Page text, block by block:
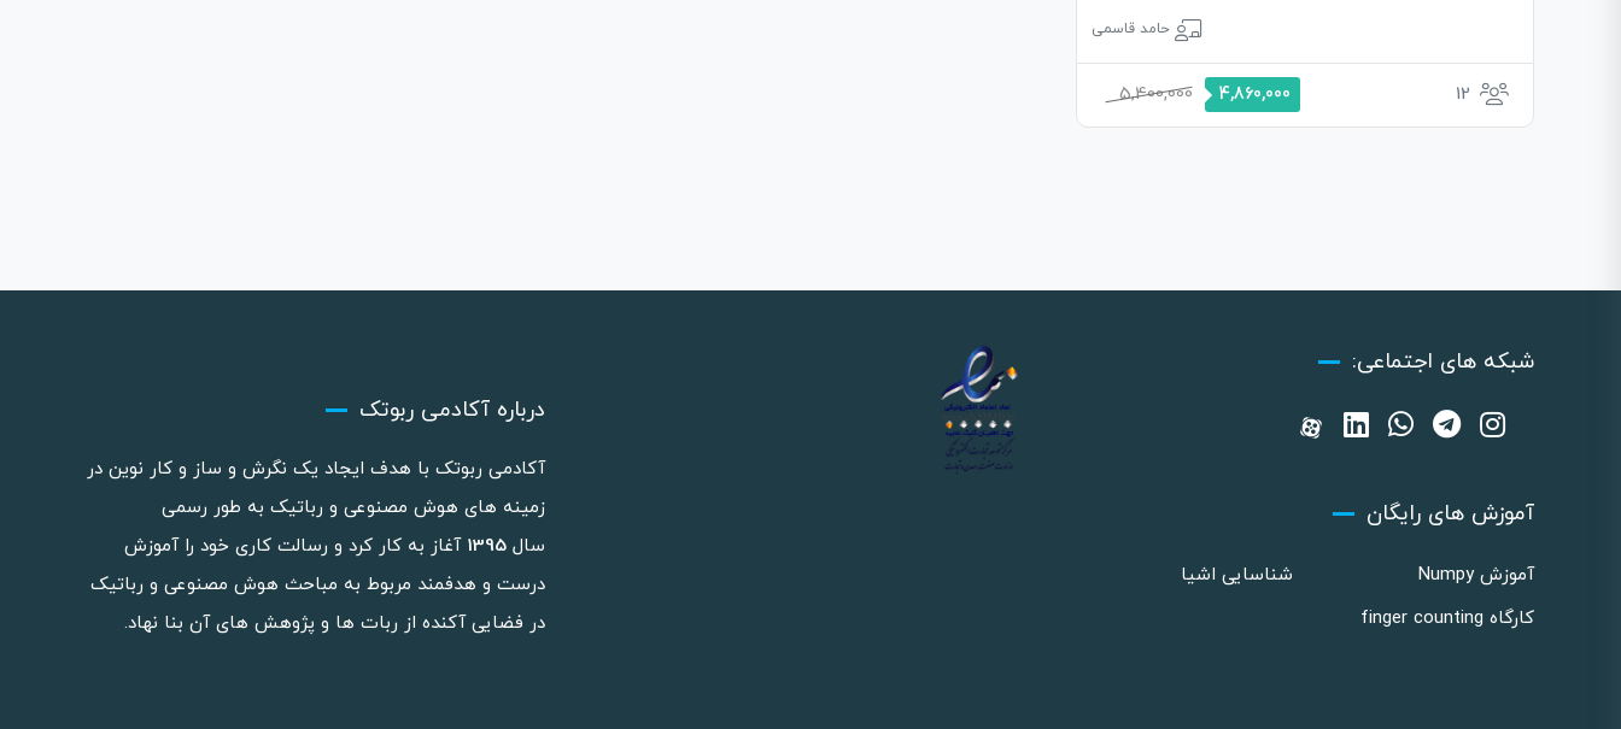
حامد قاسمی
12
5,400,000 4,860,000
شبکه های اجتماعی:
آموزش های رایگان
آموزش Numpy
شناسایی اشیا
کارگاه finger counting
درباره آکادمی ربوتک
آکادمی ربوتک با هدف ایجاد یک نگرش و ساز و کار نوین در
زمینه های هوش مصنوعی و رباتیک به طور رسمی
سال 1395 آغاز به کار کرد و رسالت کاری خود را آموزش
درست و هدفمند مربوط به مباحث هوش مصنوعی و رباتیک
در فضایی آکنده از ربات ها و پژوهش های آن بنا نهاد.